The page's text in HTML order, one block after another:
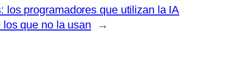
los programadores que utilizan la IA
que no la usan
→